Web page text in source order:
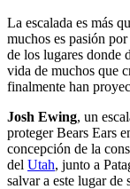
La escalada es más
muchos es pasión
de los lugares donde
vida de muchos que
finalmente han
Josh Ewing, un
proteger Bears Ears
concepción de la
del Utah, junto a
salvar a este lugar de